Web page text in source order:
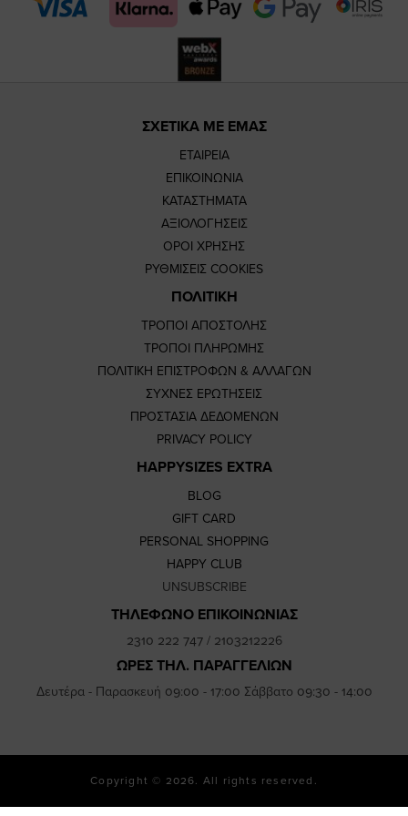
ΣΧΕΤΙΚΑ ΜΕ ΕΜΑΣ
ΕΤΑΙΡΕΙΑ
ΕΠΙΚΟΙΝΩΝΙΑ
ΚΑΤΑΣΤΗΜΑΤΑ
ΑΞΙΟΛΟΓΗΣΕΙΣ
ΟΡΟΙ ΧΡΗΣΗΣ
ΡΥΘΜΙΣΕΙΣ COOKIES
ΠΟΛΙΤΙΚΗ
ΤΡΟΠΟΙ ΑΠΟΣΤΟΛΗΣ
ΤΡΟΠΟΙ ΠΛΗΡΩΜΗΣ
ΠΟΛΙΤΙΚΗ ΕΠΙΣΤΡΟΦΩΝ & ΑΛΛΑΓΩΝ
ΣΥΧΝΕΣ ΕΡΩΤΗΣΕΙΣ
ΠΡΟΣΤΑΣΙΑ ΔΕΔΟΜΕΝΩΝ
PRIVACY POLICY
HAPPYSIZES EXTRA
BLOG
GIFT CARD
PERSONAL SHOPPING
HAPPY CLUB
UNSUBSCRIBE
ΤΗΛΕΦΩΝΟ ΕΠΙΚΟΙΝΩΝΙΑΣ
2310 222 747/ 2103212226
ΩΡΕΣ ΤΗΛ. ΠΑΡΑΓΓΕΛΙΩΝ
Δευτέρα - Παρασκευή 09:00 - 17:00 Σάββατο 09:30 - 14:00
Copyright © 2026. All rights reserved.